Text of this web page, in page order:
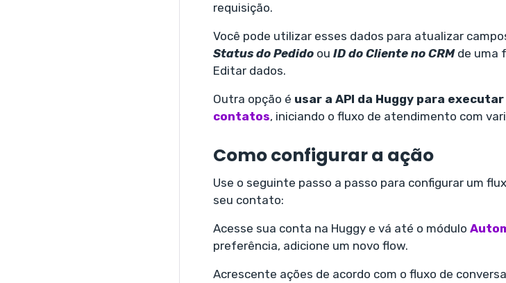
requisição.
Você pode utilizar esses dados para atualizar
Status do Pedidoou ID do Cliente no CRMde uma
Editar dados.
Outra opção é usar a API da Huggy para
contatos, iniciando o fluxo de atendimento com
Como configurar a ação
Use o seguinte passo a passo para configurar um
seu contato:
Acesse sua conta na Huggy e vá até o módulo
preferência, adicione um novo flow.
Acrescente ações de acordo com o fluxo de